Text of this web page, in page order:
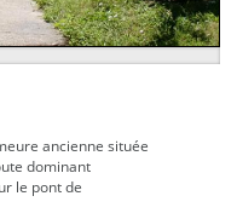
ancienne située
dominant
le pont de